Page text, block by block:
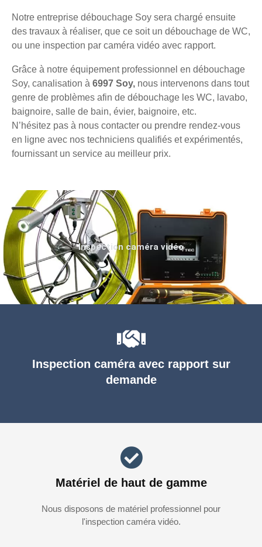
Notre entreprise débouchage Soy sera chargé ensuite
des travaux à réaliser, que ce soit un débouchage de WC,
ou une inspection par caméra vidéo avec rapport.
Grâce à notre équipement professionnel en débouchage
Soy, canalisation à 6997 Soy, nous intervenons dans tout
genre de problèmes afin de débouchage les WC, lavabo,
baignoire, salle de bain, évier, baignoire, etc.
N’hésitez pas à nous contacter ou prendre rendez-vous
en ligne avec nos techniciens qualifiés et expérimentés,
fournissant un service au meilleur prix.
Inspection caméra avec rapport sur
demande
Matériel de haut de gamme
Nous disposons de matériel professionnel pour
l'inspection caméra vidéo.
Inspection caméra vidéo